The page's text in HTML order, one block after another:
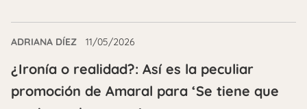
ADRIANA DÍEZ 11/05/2026
¿Ironía o realidad?: Así es la peculiar
promoción de Amaral para ‘Se tiene que